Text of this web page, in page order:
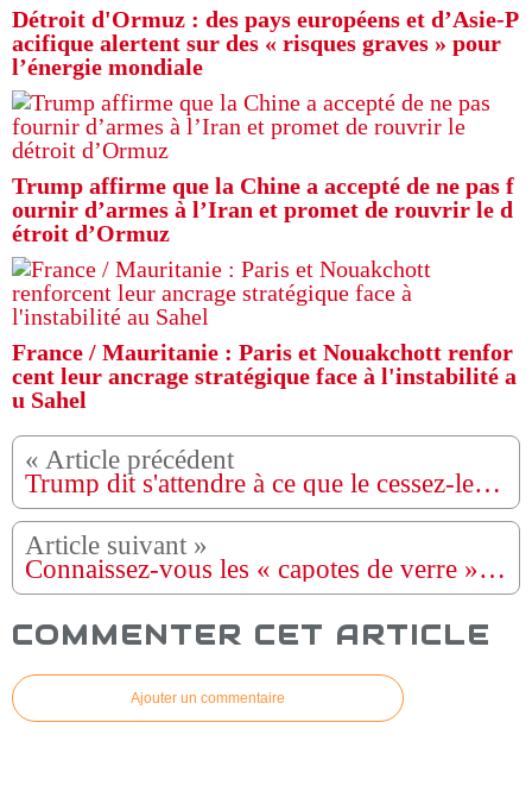
Détroit d'Ormuz : des pays européens et d’Asie-P
acifique alertent sur des « risques graves » pour
l’énergie mondiale
Trump affirme que la Chine a accepté de ne pas f
ournir d’armes à l’Iran et promet de rouvrir le d
étroit d’Ormuz
France / Mauritanie : Paris et Nouakchott renfor
cent leur ancrage stratégique face à l'instabilité a
u Sahel
Trump dit s'attendre à ce que le cessez-le-feu entre Israël et l'Iran soit « permanent »
Connaissez-vous les « capotes de verre » ? Cet accessoire pourrait sauver votre enfant
COMMENTER CET ARTICLE
Ajouter un commentaire